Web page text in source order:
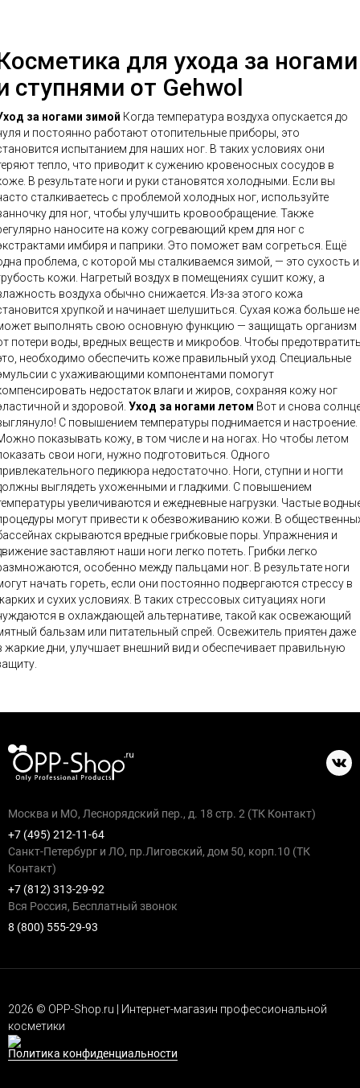
для ухода за ногами
ступнями от Gehwol
за ногами зимой
и постоянно работают отопительные приборы, это
испытанием для наших ног. В таких условиях они
тепло, что приводит к сужению кровеносных сосудов в
В результате ноги и руки становятся холодными. Если вы
сталкиваетесь с проблемой холодных ног, используйте
для ног, чтобы улучшить кровообращение. Также
наносите на кожу согревающий крем для ног с
имбиря и паприки. Это поможет вам согреться. Ещё
проблема, с которой мы сталкиваемся зимой, — это сухость и
кожи. Нагретый воздух в помещениях сушит кожу, а
воздуха обычно снижается. Из-за этого кожа
хрупкой и начинает шелушиться. Сухая кожа больше не
выполнять свою основную функцию — защищать организм
потери воды, вредных веществ и микробов. Чтобы
необходимо обеспечить коже правильный уход. Специальные
с ухаживающими компонентами помогут
недостаток влаги и жиров, сохраняя кожу ног
и здоровой. Уход за ногами летом
С повышением температуры поднимается и настроение.
показывать кожу, в том числе и на ногах. Но чтобы летом
свои ноги, нужно подготовиться. Одного
педикюра недостаточно. Ноги, ступни и ногти
выглядеть ухоженными и гладкими. С повышением
увеличиваются и ежедневные нагрузки. Частые
могут привести к обезвоживанию кожи. В
скрываются вредные грибковые поры. Упражнения и
заставляют наши ноги легко потеть. Грибки легко
особенно между пальцами ног. В результате ноги
начать гореть, если они постоянно подвергаются стрессу в
и сухих условиях. В таких стрессовых ситуациях ноги
в охлаждающей альтернативе, такой как освежающий
бальзам или питательный спрей. Освежитель приятен даже
жаркие дни, улучшает внешний вид и обеспечивает правильную
Москва и МО, Леснорядский пер., д. 18 стр. 2 (ТК Контакт)
+7 (495) 212-11-64
Санкт-Петербург и ЛО, пр.Лиговский, дом 50, корп.10 (ТК
Контакт)
+7 (812) 313-29-92
Вся Россия, Бесплатный звонок
8 (800) 555-29-93
2026 © OPP-Shop.ru | Интернет-магазин профессиональной
косметики
Политика конфиденциальности